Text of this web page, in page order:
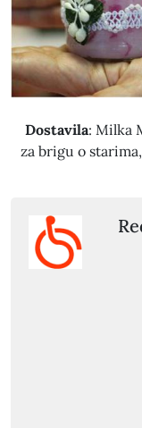
Dostavila: Milka
za brigu o